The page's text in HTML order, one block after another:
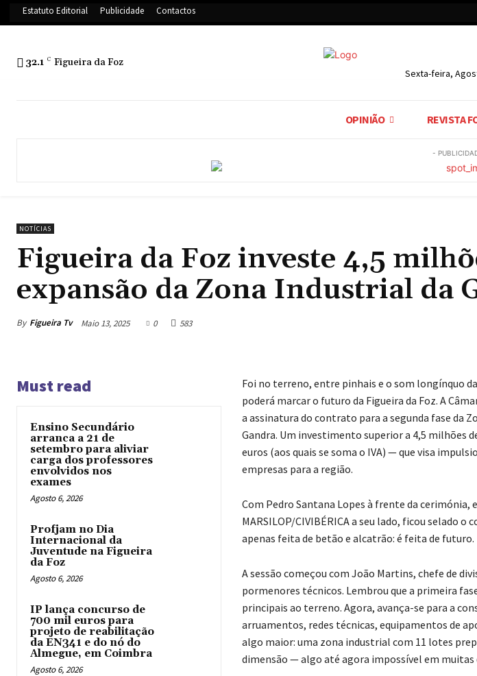
Estatuto Editorial Publicidade Contactos
32.1 C Figueira da Foz
Sexta-feira,
OPINIÃO REVISTA
-
NOTÍCIAS
Figueira da Foz investe 4,5
expansão da Zona Industrial da
By Figueira Tv Maio 13, 2025 0 583
Must read
Ensino Secundário
arranca a 21 de
setembro para aliviar
carga dos professores
envolvidos nos
exames
Agosto 6, 2026
Profjam no Dia
Internacional da
Juventude na Figueira
da Foz
Agosto 6, 2026
IP lança concurso de
700 mil euros para
projeto de reabilitação
da EN341 e do nó do
Almegue, em Coimbra
Agosto 6, 2026
Foi no terreno, entre pinhais e o som longínquo
poderá marcar o futuro da Figueira da Foz. A
a assinatura do contrato para a segunda fase da
Gandra. Um investimento superior a 4,5 milhões
euros (aos quais se soma o IVA) — que visa
empresas para a região.
Com Pedro Santana Lopes à frente da cerimónia,
MARSILOP/CIVIBÉRICA a seu lado, ficou selado
apenas feita de betão e alcatrão: é feita de futuro.
A sessão começou com João Martins, chefe de
pormenores técnicos. Lembrou que a primeira
principais ao terreno. Agora, avança-se para a
arruamentos, redes técnicas, equipamentos de
algo maior: uma zona industrial com 11 lotes
dimensão — algo até agora impossível em muitas